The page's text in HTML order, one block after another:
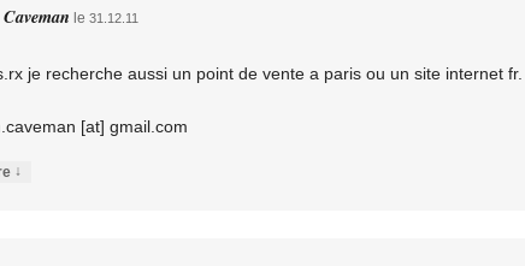
le 31.12.11
je recherche aussi un point de vente a paris ou un site internet fr.
[at] gmail.com
↓